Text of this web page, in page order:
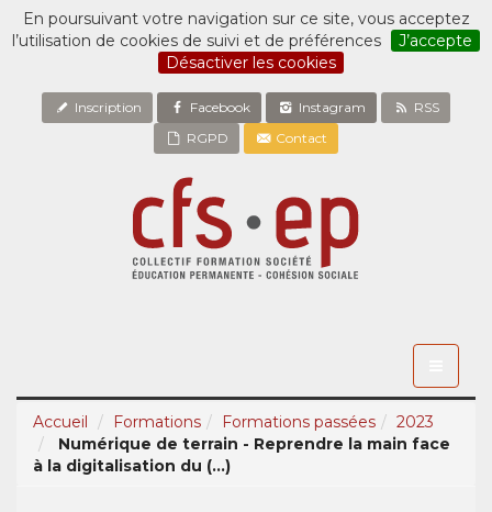
En poursuivant votre navigation sur ce site, vous acceptez
l’utilisation de cookies de suivi et de préférences
J’accepte
Désactiver les cookies
Inscription Facebook Instagram
RSS
RGPD
Contact
Accueil
Formations Formations passées
2023
Numérique de terrain - Reprendre la main face
à la digitalisation du (...)